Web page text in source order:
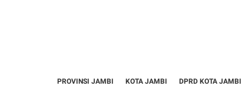
PROVINSI JAMBI KOTA JAMBI DPRD KOTA JAMBI